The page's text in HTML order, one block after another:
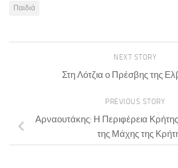
Παιδιά
NEXT STORY
Στη Λότζια ο Πρέσβης της
PREVIOUS STORY
Αρναουτάκης: Η Περιφέρεια
της Μάχης της